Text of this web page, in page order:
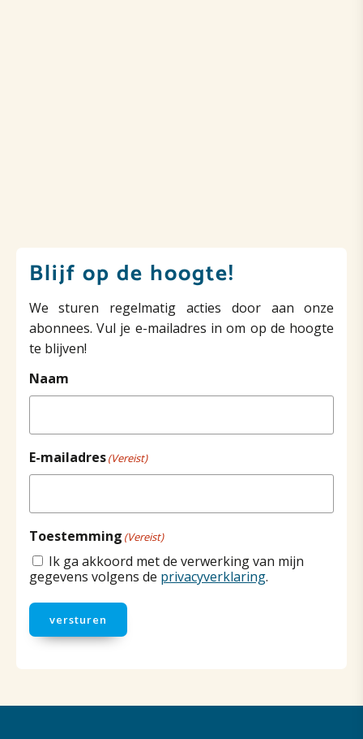
Blijf op de hoogte!
We sturen regelmatig acties door aan onze
abonnees. Vul je e-mailadres in om op de hoogte
te blijven!
Naam
E-mailadres(Vereist)
Toestemming (Vereist)
Ik ga akkoord met de verwerking van mijn
gegevens volgens de privacyverklaring.
versturen